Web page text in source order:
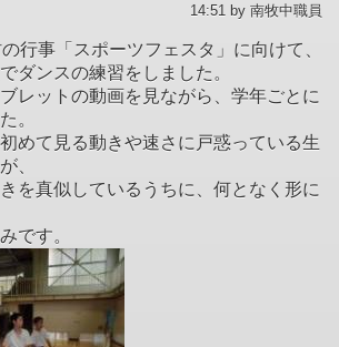
14:51 by 南牧中職員
行事「スポーツフェスタ」に向けて、
ダンスの練習をしました。
レットの動画を見ながら、学年ごとに
。
めて見る動きや速さに戸惑っている生
、
を真似しているうちに、何となく形に
です。